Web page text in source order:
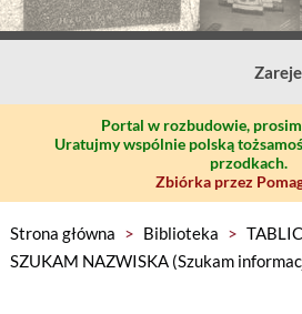
Portal w rozbudowie,
Uratujmy wspólnie polską
przodkach.
Zbiórka przez
Strona główna > Biblioteka >
SZUKAM NAZWISKA (Szukam